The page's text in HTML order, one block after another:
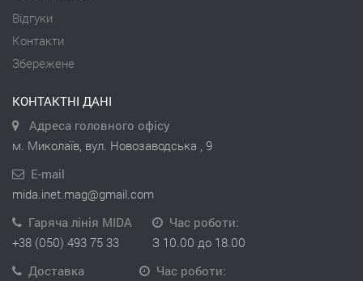
Відгуки
Контакти
Збережене
КОНТАКТНІ ДАНІ
Адреса головного офісу
м. Миколаїв, вул. Новозаводська , 9
E-mail
mida.inet.mag@gmail.com
Гаряча лінія MIDA
+38 (050) 493 75 33
Час роботи:
З 10.00 до 18.00
Доставка
Час роботи: